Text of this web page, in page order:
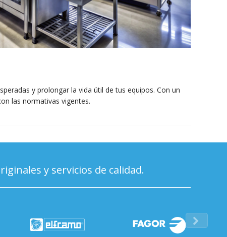
y prolongar la vida útil de tus equipos. Con un
las normativas vigentes.
y servicios de calidad.